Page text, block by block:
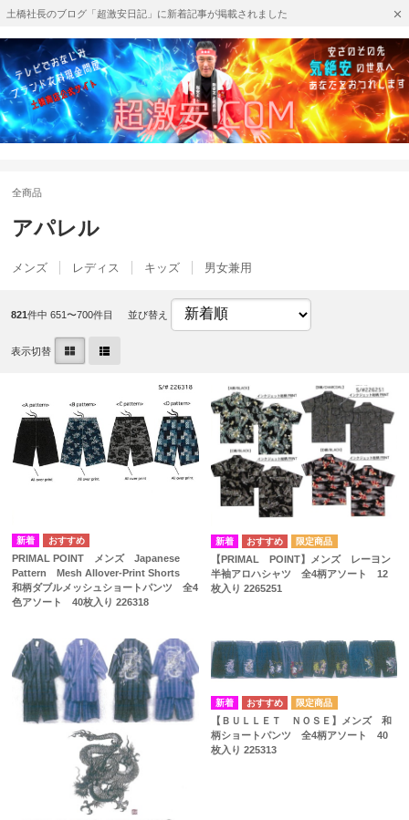
土橋社長のブログ「超激安日記」に新着記事が掲載されました
全商品
アパレル
メンズ レディス キッズ 男女兼用
821件中 651〜700件目 並び替え
表示切替
PRIMAL POINT メンズ Japanese
Pattern Mesh Allover-Print Shorts
和柄ダブルメッシュショートパンツ 全4
色アソート 40枚入り 226318
【PRIMAL POINT】メンズ レーヨン
半袖アロハシャツ 全4柄アソート 12
枚入り 2265251
【ＢＵＬＬＥＴ ＮＯＳＥ】メンズ 和
柄ショートパンツ 全4柄アソート 40
枚入り 225313